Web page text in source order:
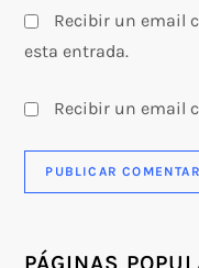
Recibir un email
esta entrada.
Recibir un email
PÁGINAS